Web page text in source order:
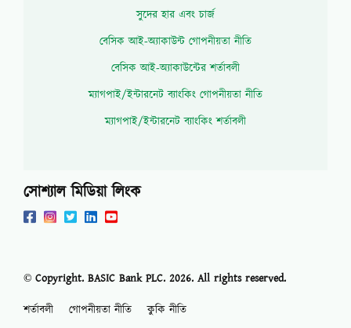
সুদের হার এবং চার্জ
বেসিক আই-অ্যাকাউন্ট গোপনীয়তা নীতি
বেসিক আই-অ্যাকাউন্টের শর্তাবলী
ম্যাগপাই/ইন্টারনেট ব্যাংকিং গোপনীয়তা নীতি
ম্যাগপাই/ইন্টারনেট ব্যাংকিং শর্তাবলী
সোশ্যাল মিডিয়া লিংক
© Copyright. BASIC Bank PLC. 2026. All rights reserved.
শর্তাবলী
গোপনীয়তা নীতি কুকি নীতি